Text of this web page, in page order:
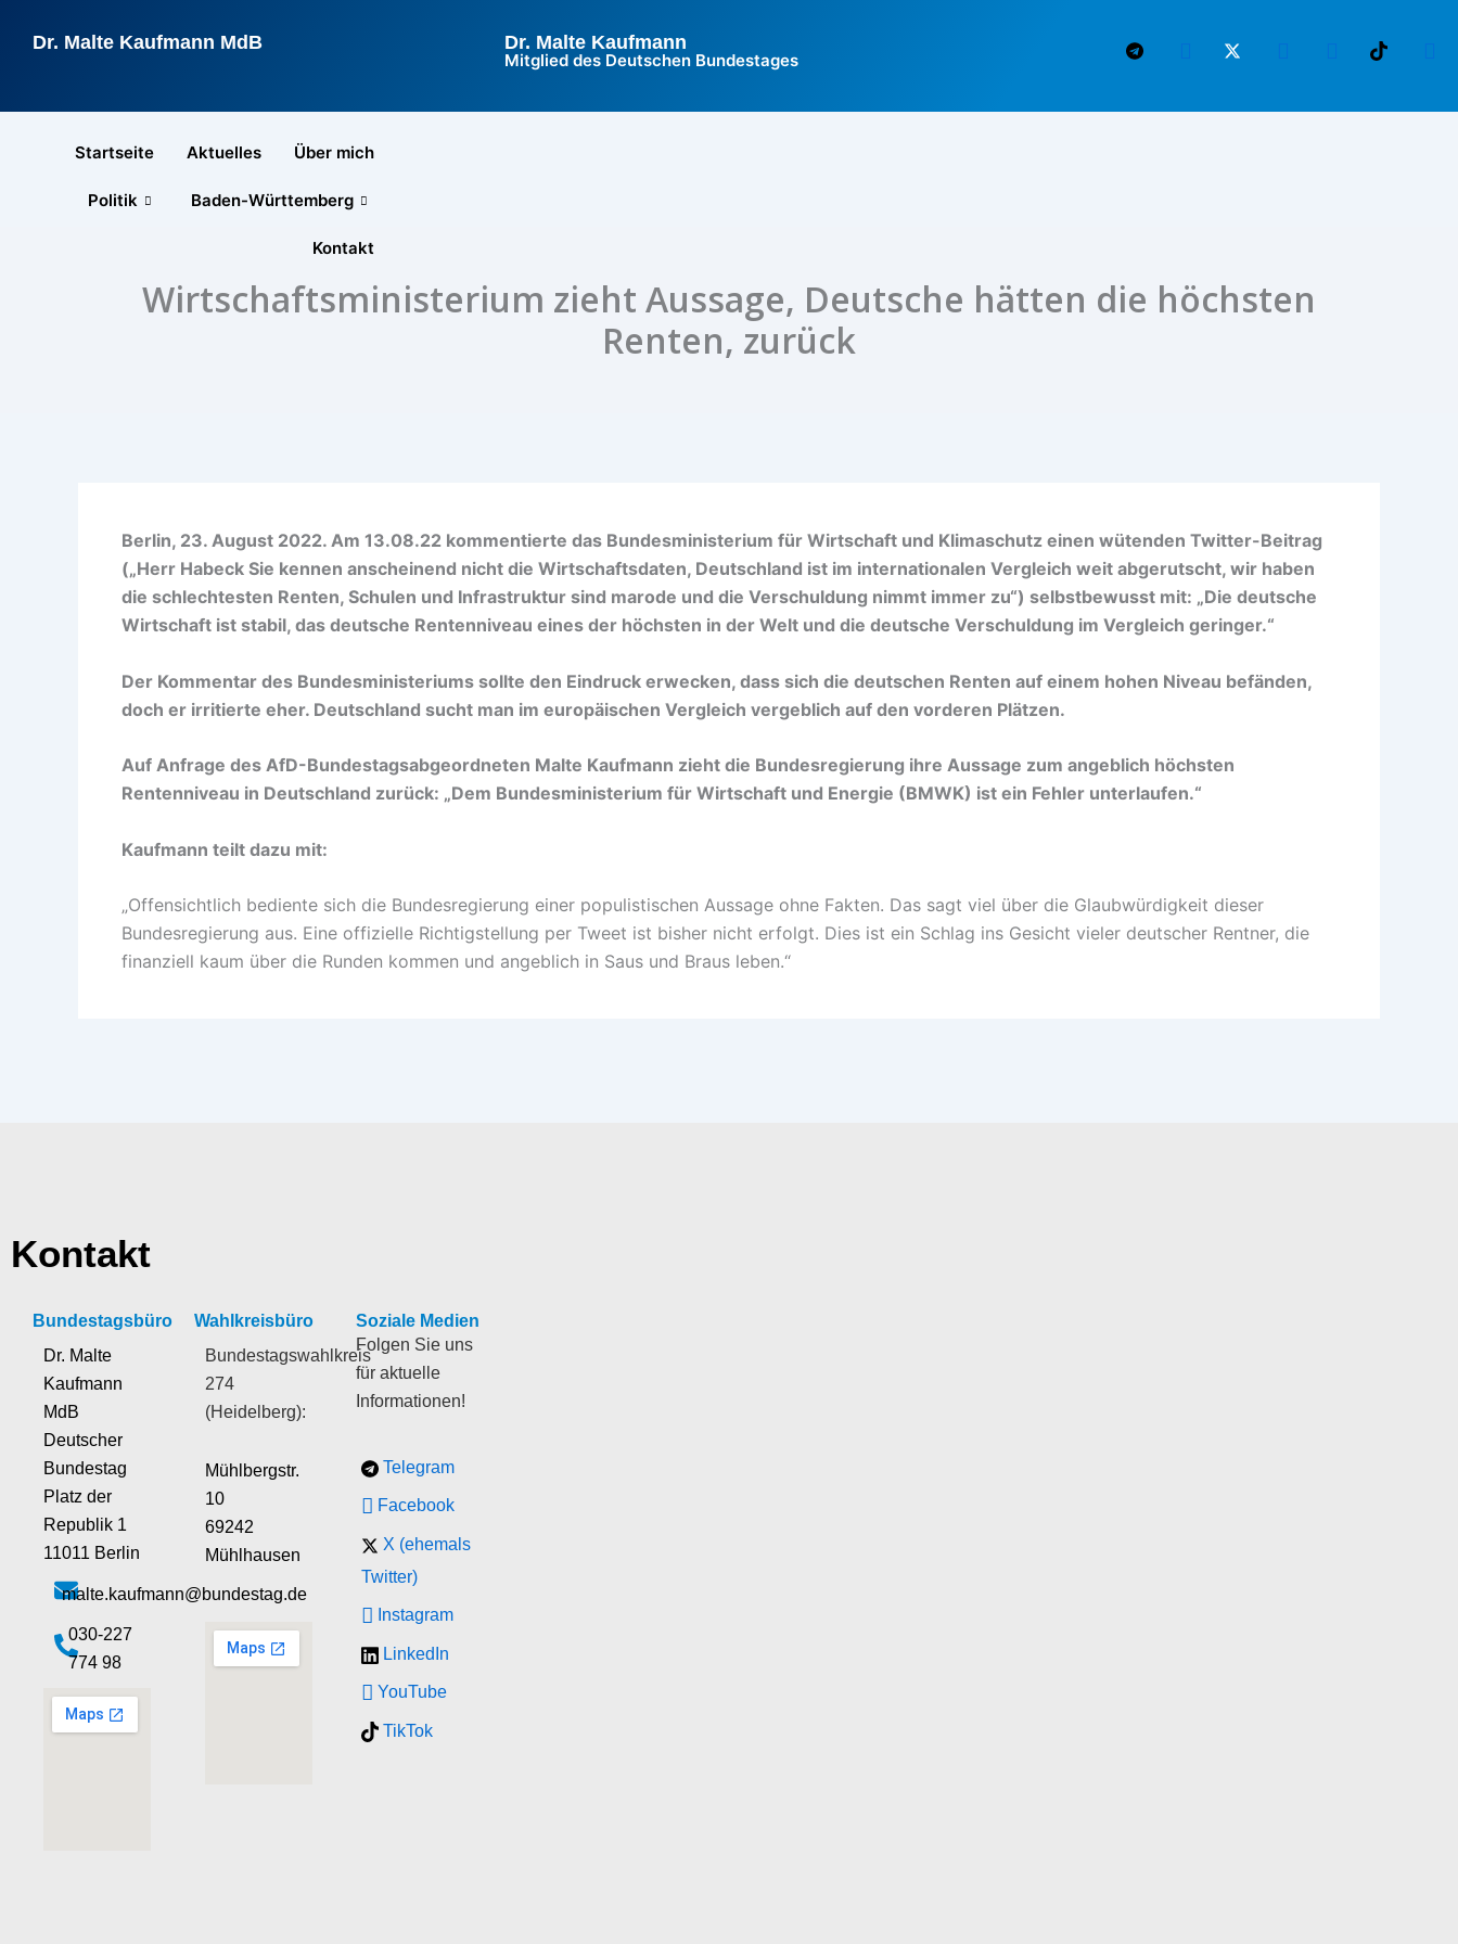
InhaltDr. Malte Kaufmann MdB Dr. Malte Kaufmann
Mitglied des Deutschen Bundestages
Startseite Aktuelles Über mich
Politik Baden-Württemberg
Kontakt
Wirtschaftsministerium zieht Aussage, Deutsche hätten die höchsten
Renten, zurück
Berlin, 23. August 2022. Am 13.08.22 kommentierte das Bundesministerium für Wirtschaft und Klimaschutz einen wütenden Twitter-Beitrag
(„Herr Habeck Sie kennen anscheinend nicht die Wirtschaftsdaten, Deutschland ist im internationalen Vergleich weit abgerutscht, wir haben
die schlechtesten Renten, Schulen und Infrastruktur sind marode und die Verschuldung nimmt immer zu“) selbstbewusst mit: „Die deutsche
Wirtschaft ist stabil, das deutsche Rentenniveau eines der höchsten in der Welt und die deutsche Verschuldung im Vergleich geringer.“
Der Kommentar des Bundesministeriums sollte den Eindruck erwecken, dass sich die deutschen Renten auf einem hohen Niveau befänden,
doch er irritierte eher. Deutschland sucht man im europäischen Vergleich vergeblich auf den vorderen Plätzen.
Auf Anfrage des AfD-Bundestagsabgeordneten Malte Kaufmann zieht die Bundesregierung ihre Aussage zum angeblich höchsten
Rentenniveau in Deutschland zurück: „Dem Bundesministerium für Wirtschaft und Energie (BMWK) ist ein Fehler unterlaufen.“
Kaufmann teilt dazu mit:
„Offensichtlich bediente sich die Bundesregierung einer populistischen Aussage ohne Fakten. Das sagt viel über die Glaubwürdigkeit dieser
Bundesregierung aus. Eine offizielle Richtigstellung per Tweet ist bisher nicht erfolgt. Dies ist ein Schlag ins Gesicht vieler deutscher Rentner, die
finanziell kaum über die Runden kommen und angeblich in Saus und Braus leben.“
Kontakt
Bundestagsbüro
Dr. Malte
Kaufmann
MdB
Deutscher
Bundestag
Platz der
Republik 1
11011 Berlin
malte.kaufmann@bundestag.de
‭030-227
774 98‬
Wahlkreisbüro
Bundestagswahlkreis
274
(Heidelberg):
Mühlbergstr.
10
69242
Mühlhausen
Soziale Medien
Folgen Sie uns
für aktuelle
Informationen!
Telegram
Facebook
X (ehemals
Twitter)
Instagram
LinkedIn
YouTube
TikTok